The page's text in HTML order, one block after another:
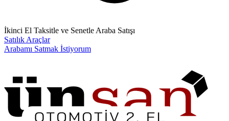
İkinci El Taksitle ve Senetle Araba Satışı
Satılık Araçlar
Arabamı Satmak İstiyorum